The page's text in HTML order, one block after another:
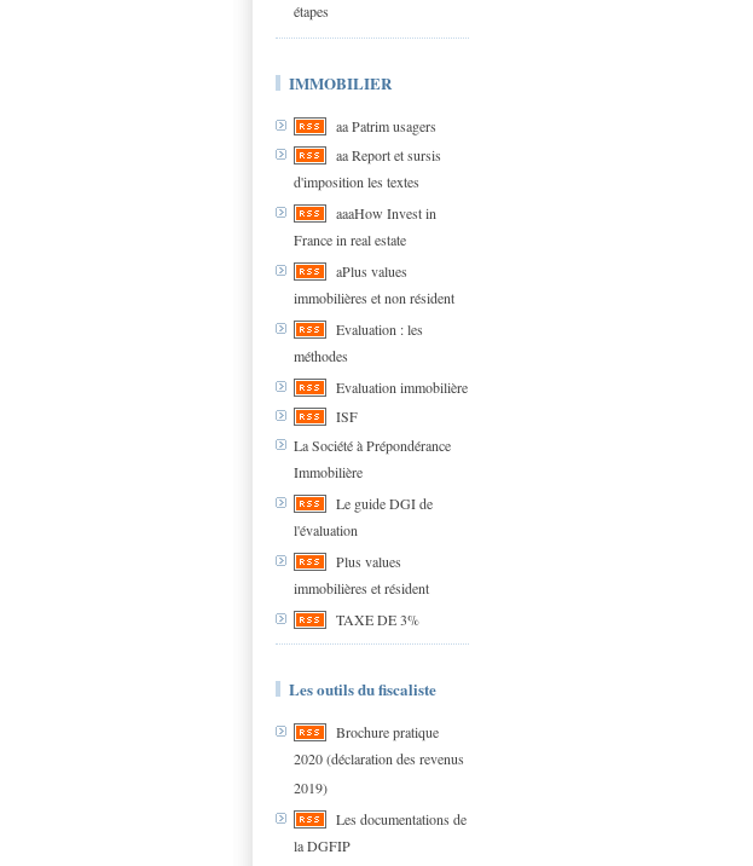
étapes
IMMOBILIER
aa Patrim usagers
aa Report et sursis
d'imposition les textes
aaaHow Invest in
France in real estate
aPlus values
immobilières et non résident
Evaluation : les
méthodes
Evaluation immobilière
ISF
La Société à Prépondérance
Immobilière
Le guide DGI de
l'évaluation
Plus values
immobilières et résident
TAXE DE 3%
Les outils du fiscaliste
Brochure pratique
2020 (déclaration des revenus
2019)
Les documentations de
la DGFIP